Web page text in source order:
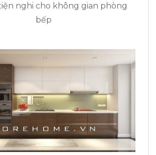
nghi cho không gian phòng
bếp